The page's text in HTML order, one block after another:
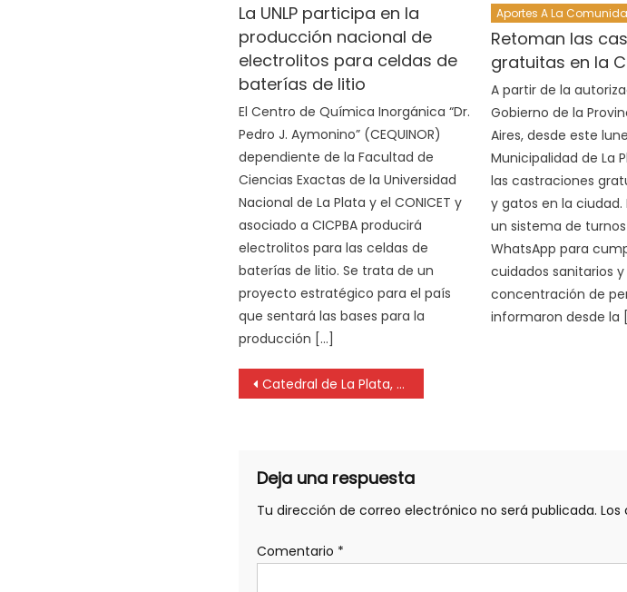
La UNLP participa en la
producción nacional de
electrolitos para celdas de
baterías de litio
El Centro de Química Inorgánica “Dr.
Pedro J. Aymonino” (CEQUINOR)
dependiente de la Facultad de
Ciencias Exactas de la Universidad
Nacional de La Plata y el CONICET y
asociado a CICPBA producirá
electrolitos para las celdas de
baterías de litio. Se trata de un
proyecto estratégico para el país
que sentará las bases para la
producción […]
Aportes A La
Retoman las
gratuitas en la
A partir de la
Gobierno de la
Aires, desde este
Municipalidad de La
las castraciones
y gatos en la
un sistema de
WhatsApp para
cuidados sanitarios
concentración de
informaron desde la
Catedral de La Plata, con alta tecnología, en «Museos bajo la luz de la Luna»
Deja una respuesta
Tu dirección de correo electrónico no será publicada.
Comentario *